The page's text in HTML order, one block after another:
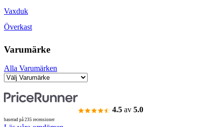
Vaxduk
Överkast
Varumärke
Alla Varumärken
4.5 av 5.0
baserad på 235 recensioner